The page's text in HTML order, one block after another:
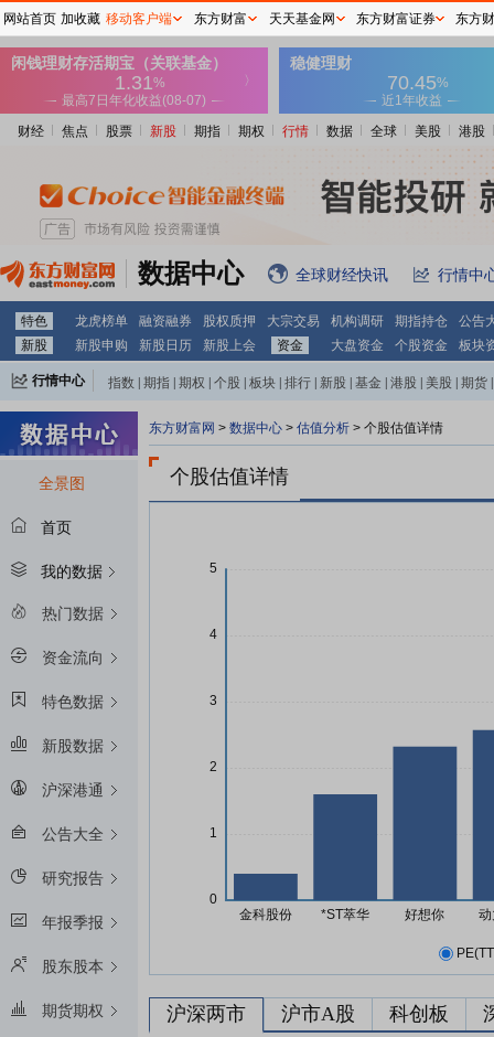
财经 焦点 股票 新股 期指 期权 行情 数据 全球 美股 港股
数据中心 全球财经快讯 行情中
特色 龙虎榜单 融资融券 股权质押 大宗交易 机构调研 期指持仓
公告
新股
新股申购 新股日历 新股上会 资金 大盘资金 个股资金 板块
行情中心 指数 期指 期权 个股 板块 排行 新股 基金 港股 美股 期货
全景图
首页
我的数据
热门数据
资金流向
特色数据
新股数据
沪深港通
公告大全
研究报告
年报季报
股东股本
期货期权
东方财富网 > 数据中心 > 估值分析 > 个股估值详情
个股估值详情
沪深两市 沪市A股 科创板
网站首页 加收藏 移动客户端 东方财富 天天基金网 东方财富证券 东方